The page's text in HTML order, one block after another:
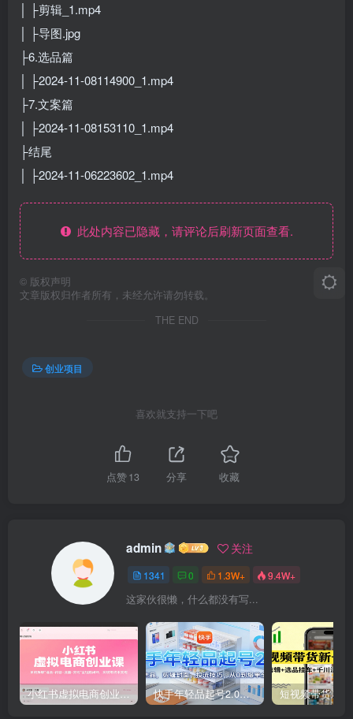
│ ├剪辑_1.mp4
│ ├导图.jpg
├6.选品篇
│ ├2024-11-08114900_1.mp4
├7.文案篇
│ ├2024-11-08153110_1.mp4
├结尾
│ ├2024-11-06223602_1.mp4
此处内容已隐藏，请评论后刷新页面查看.
© 版权声明
文章版权归作者所有，未经允许请勿转载。
THE END
创业项目
喜欢就支持一下吧
点赞13 分享 收藏
admin 关注
1341 0 1.3W+ 9.4W+
这家伙很懒，什么都没有写...
小红书虚拟电商创业课，系统拆解选品-内容-流量-变现，实现零成本变现 快手年轻品起号2.0：养号选品，剪辑封面，投流技巧，从0到爆单全流程